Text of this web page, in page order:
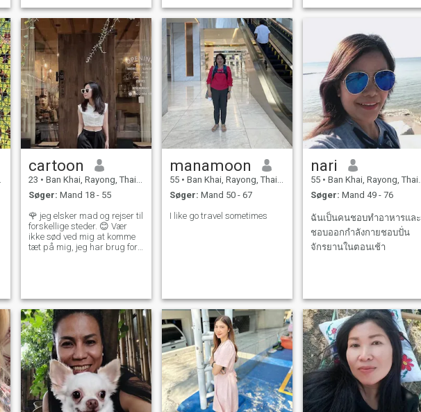
cartoon
23 • Ban Khai, Rayong, Thailand
Søger: Mand 18 - 55
🌹 jeg elsker mad og rejser til
forskellige steder. 😊 Vær
ikke sød ved mig at komme
tæt på mig, jeg har brug for
manamoon
55 • Ban Khai, Rayong, Thailand
Søger: Mand 50 - 67
I like go travel sometimes
nari
55 • Ban Khai, Rayong, Thailand
Søger: Mand 49 - 76
ฉันเป็นคนชอบทำอาหารและ
ชอบออกกำลังกายชอบปั่น
จักรยานในตอนเช้า